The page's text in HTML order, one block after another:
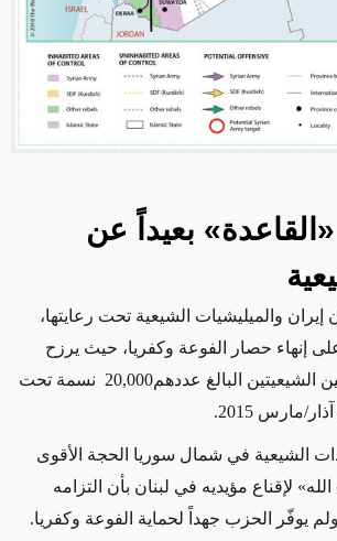
«القاعدة» بعيداً عن
والميليشيات الشيعية تحت رعايتها،
إنهاء حصار الفوعة وكفريا، حيث يرزح
الشيعيتين البالغ عددهم20,000 نسمة تحت
مارس 2015.
الشيعية في شمال سوريا الحجة الأقوى
لإقناع مؤيديه في لبنان بأن التزامه
يوفّر الحزب جهداً لحماية الفوعة وكفريا.